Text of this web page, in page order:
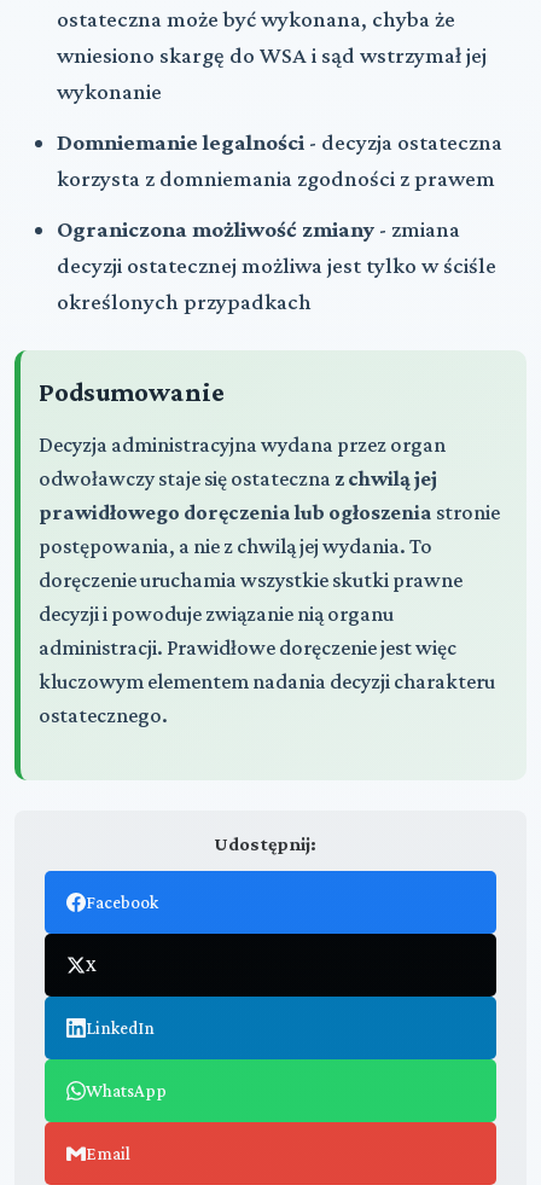
ostateczna może być wykonana, chyba że
wniesiono skargę do WSA i sąd wstrzymał jej
wykonanie
Domniemanie legalności - decyzja ostateczna
korzysta z domniemania zgodności z prawem
Ograniczona możliwość zmiany - zmiana
decyzji ostatecznej możliwa jest tylko w ściśle
określonych przypadkach
Podsumowanie
Decyzja administracyjna wydana przez organ
odwoławczy staje się ostateczna z chwilą jej
prawidłowego doręczenia lub ogłoszenia stronie
postępowania, a nie z chwilą jej wydania. To
doręczenie uruchamia wszystkie skutki prawne
decyzji i powoduje związanie nią organu
administracji. Prawidłowe doręczenie jest więc
kluczowym elementem nadania decyzji charakteru
ostatecznego.
Udostępnij:
Facebook
X
LinkedIn
WhatsApp
Email